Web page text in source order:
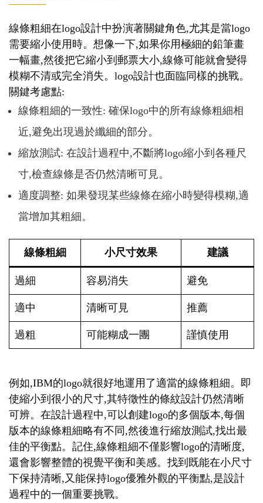
線條粗細在logo設計中扮演著關鍵角色,尤其是當logo
需要縮小使用時。想像一下,如果你用極細的鉛筆畫
一幅畫,然後把它縮小到郵票大小,線條可能就會變得
模糊不清或完全消失。logo設計也面臨同樣的挑戰。
關鍵考慮點:
線條粗細的一致性: 確保logo中的所有線條粗細相
近,避免出現過於纖細的部分。
縮放測試: 在設計過程中,不斷將logo縮小到各種尺
寸,檢查線條是否仍然清晰可見。
適度調整: 如果發現某些線條在縮小時變得模糊,適
當增加其粗細。
線條粗細 小尺寸效果 建議
過細 容易消失 避免
適中 清晰可見 推薦
過粗 可能糊成一團 謹慎使用
例如,IBM的logo就很好地運用了適當的線條粗細。即
使縮小到很小的尺寸,其特徵性的條紋設計仍然清晰
可辨。在設計過程中,可以創建logo的多個版本,每個
版本的線條粗細略有不同,然後進行縮放測試,找出最
佳的平衡點。記住,線條粗細不僅影響logo的清晰度,
還會影響整體的視覺平衡和美感。找到既能在小尺寸
下保持清晰,又能保持logo優雅外觀的平衡點,是設計
過程中的一個重要挑戰。